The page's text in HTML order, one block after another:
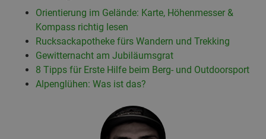
Orientierung im Gelände: Karte, Höhenmesser &
Kompass richtig lesen
Rucksackapotheke fürs Wandern und Trekking
Gewitternacht am Jubiläumsgrat
8 Tipps für Erste Hilfe beim Berg- und Outdoorsport
Alpenglühen: Was ist das?